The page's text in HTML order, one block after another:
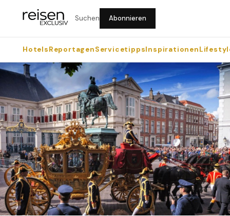
Suchen Abonnieren
HotelsReportagenServicetippsInspirationen